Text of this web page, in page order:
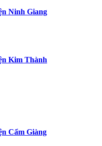
Ninh Giang
Kim Thành
Cẩm Giàng